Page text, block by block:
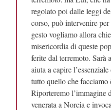
regolato poi dalle leggi
corso, può intervenire
gesto vogliamo allora
misericordia di queste
ferite dal terremoto. Sarà
aiuta a capire
tutto quello che
Riporteremo l’immagine
venerata a Norcia e